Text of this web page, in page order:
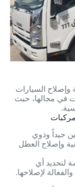
السيارات
في مجالها، حيث
جيداً وذوي
وإصلاح العطل
لتحديد أي
لإصلاحها.